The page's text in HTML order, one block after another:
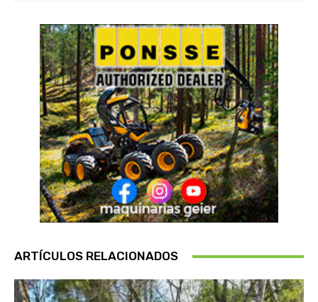
ARTÍCULOS RELACIONADOS